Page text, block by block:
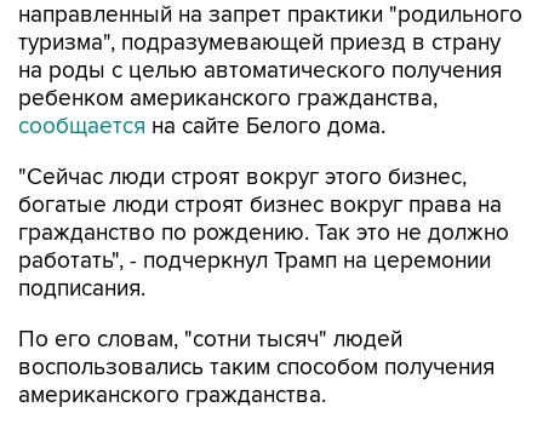
направленный на запрет практики "родильного
туризма", подразумевающей приезд в страну
на роды с целью автоматического получения
ребенком американского гражданства,
сообщается на сайте Белого дома.
"Сейчас люди строят вокруг этого бизнес,
богатые люди строят бизнес вокруг права на
гражданство по рождению. Так это не должно
работать", - подчеркнул Трамп на церемонии
подписания.
По его словам, "сотни тысяч" людей
воспользовались таким способом получения
американского гражданства.